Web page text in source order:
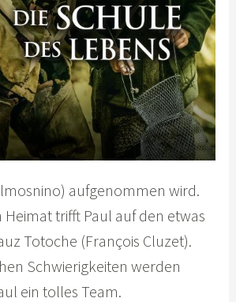
aufgenommen wird.
Heimat trifft Paul auf den etwas
Totoche (François Cluzet).
Schwierigkeiten werden
ein tolles Team.